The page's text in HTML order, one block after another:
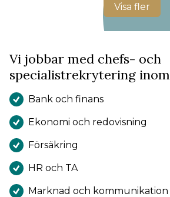
Visa fler
Vi jobbar med chefs- och
specialistrekrytering inom
Bank och finans
Ekonomi och redovisning
Försäkring
HR och TA
Marknad och kommunikation